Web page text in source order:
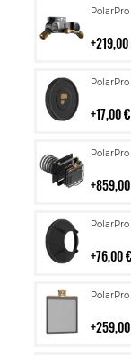
Lisää
17,00 €
Lisää
Lisää
76,00 €
Lisää
Lisää